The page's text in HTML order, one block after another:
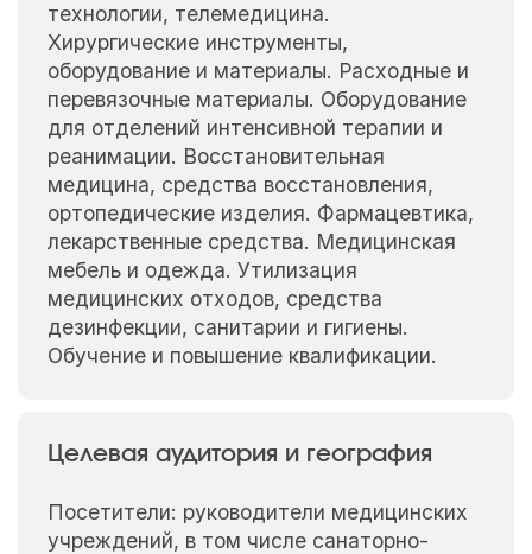
технологии, телемедицина.
Хирургические инструменты,
оборудование и материалы. Расходные и
перевязочные материалы. Оборудование
для отделений интенсивной терапии и
реанимации. Восстановительная
медицина, средства восстановления,
ортопедические изделия. Фармацевтика,
лекарственные средства. Медицинская
мебель и одежда. Утилизация
медицинских отходов, средства
дезинфекции, санитарии и гигиены.
Обучение и повышение квалификации.
Целевая аудитория и география
Посетители: руководители медицинских
учреждений, в том числе санаторно-